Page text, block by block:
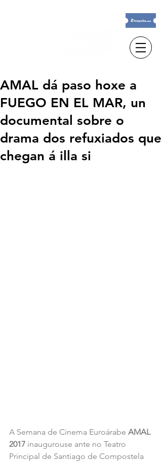
AMAL dá paso hoxe a
FUEGO EN EL MAR, un
documental sobre o
drama dos refuxiados que
chegan á illa si
A Semana de Cinema Euroárabe AMAL
2017 inaugurouse ante no Teatro
Principal de Santiago de Compostela